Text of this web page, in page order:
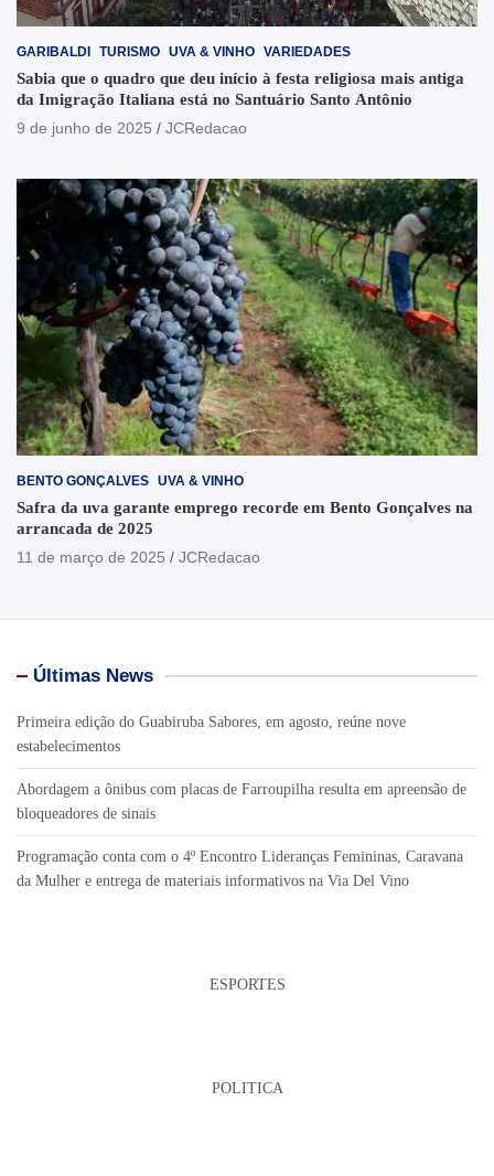
GARIBALDI TURISMO UVA & VINHO VARIEDADES
Sabia que o quadro que deu início à festa religiosa mais antiga
da Imigração Italiana está no Santuário Santo Antônio
9 de junho de 2025
JCRedacao
BENTO GONÇALVES UVA & VINHO
Safra da uva garante emprego recorde em Bento Gonçalves na
arrancada de 2025
11 de março de 2025
JCRedacao
Últimas News
Primeira edição do Guabiruba Sabores, em agosto, reúne nove
estabelecimentos
Abordagem a ônibus com placas de Farroupilha resulta em apreensão de
bloqueadores de sinais
Programação conta com o 4º Encontro Lideranças Femininas, Caravana
da Mulher e entrega de materiais informativos na Via Del Vino
ESPORTES
POLITICA